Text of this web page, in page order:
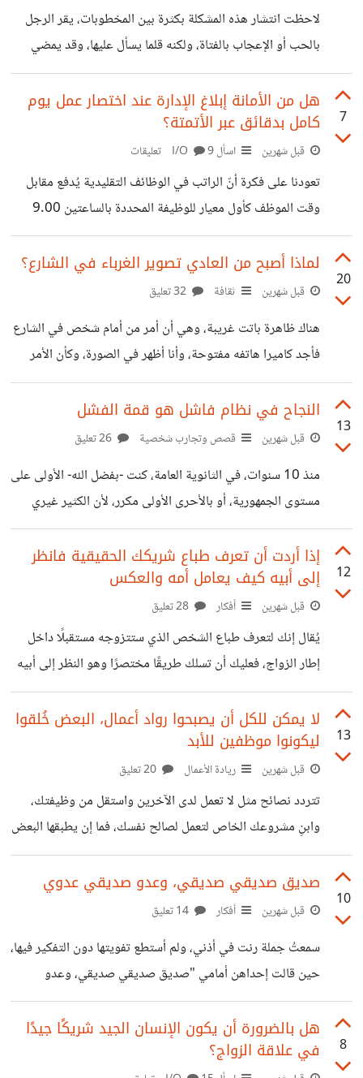
ضعف كشفتها ولم يخطر ببالي يومًا أنني سأُساوَم عليها، لكن
لصدمتي أنه حدث بالفعل بمجرد وقوع خلاف بيننا. فجأة وجدت
لاحظت انتشار هذه المشكلة بكثرة بين المخطوبات، يقر الرجل
بالحب أو الإعجاب بالفتاة، ولكنه قلما يسأل عليها، وقد يمضي
أيامًا دون معرفة شيء عنها، ثم إذا سؤل عن سبب هذا، فإن
السبب يكون شيء من قبيل أن لديه كارثة في عمله، أو مشغول
بشيء جدي أو أنه يمر بضغوطات نفسية تجعله يفضل العزلة
والانسحاب المؤقت. يضع هذا النمط من السلوك العلاقة، وخاصة
في فترة الخطوبة التي يُفترض أن تكون مرحلة للتقارب وبناء
التواصل، في حالة من الارتباك والشك المستمر. فالفتاة
7
هل من الأمانة إبلاغ الإدارة عند اختصار عمل يوم
كامل بدقائق عبر الأتمتة؟
قبل شهرين اسأل I/O9 تعليقات
تعودنا على فكرة أنّ الراتب في الوظائف التقليدية يُدفع مقابل
وقت الموظف كأول معيار للوظيفة المحددة بالساعتين 9.00
و17.00. فماذا إذا نجح الموظف في اختصار عمل يتطلب 8
ساعات يوميًا ليؤديه في دقائق معدودة باستخدام التكنولوجيا أو
الأتمتة دون تقصير في الجودة، فهل هو ملزم أخلاقيًا بإبلاغ
20
لماذا أصبح من العادي تصوير الغرباء في الشارع؟
قبل شهرين ثقافة
هناك ظاهرة باتت غريبة، وهي أن أمر من أمام شخص في الشارع
فأجد كاميرا هاتفه مفتوحة، وأنا أظهر في الصورة، وكأن الأمر
عادي. أو شخصان يلتقطان سليفى للذكرى لكنهما سيلتقطاني
معهما في الصورة وأنا أِشتري غرضًا من محل، ثم ينشران هذه
الصورة على منصات التواصل. البعض قد يرى أنني أبالغ في
علينا احترامها، وانتهاكًا لحق الطريق؛ فلقد تآكلت الحدود الفاصلة
بين العام والخاص، وتحولت الشوارع والأسواق والمقاهي إلى
استديوهات مفتوحة للتصوير
13
النجاح في نظام فاشل هو قمة الفشل
قبل شهرين قصص وتجارب شخصية
منذ 10 سنوات، في الثانوية العامة، كنت -بفضل الله- الأولى على
مستوى الجمهورية، أو بالأحرى الأولى مكرر، لأن الكثير غيري
حصدوا نفس المركز. المهم، أني حينها سمعت الكثير من
التعليقات، ولكن تعليقًا واحد علق في ذهني ولم يغادرني طوال
الـ10 سنوات تلك، وهو "أصلًا النجاح في وسط نظام تعليمي
فاشل هو قمة الفشل." في وقتها، كانت تلك العبارة قادرة على
خطف بريق الفرحة مني. هل فعلًا التميز داخل منظومة قد تعتمد
على الحفظ والتلقين أو تفتقر إلى الابتكار، قد لا
12
إذا أردت أن تعرف طباع شريكك الحقيقية فانظر
إلى أبيه كيف يعامل أمه والعكس
قبل شهرين أفكار
يُقال إنك لتعرف طباع الشخص الذي ستتزوجه مستقبلًا داخل
إطار الزواج، فعليك أن تسلك طريقًا مختصرًا وهو النظر إلى أبيه
كيف يعامل أمه في حالة الزوج، والنظر إلى أمها كيف تعامل أبيه
في حالة الزوجة. هذه الفكرة نابعة من مبدأ أن المنزل العائلي هو
المدرسة الأولى التي تتشكل فيها عواطفنا؛ فالأبناء يتشربون لغة
الحوار، وطرق إدارة النزاعات وأنماط التعبير عن المودة من خلال
المراقبة في صمت. بناءً على هذا الطرح، فإن الشاب الذي نشأ في
بيئةٍ يرى فيها الأب يحترم
13
لا يمكن للكل أن يصبحوا رواد أعمال، البعض خُلقوا
ليكونوا موظفين للأبد
قبل شهرين ريادة الأعمال
تتردد نصائح مثل لا تعمل لدى الآخرين واستقل من وظيفتك،
وابنِ مشروعك الخاص لتعمل لصالح نفسك، فما إن يطبقها البعض
حتى يصطدموا بخسارة كبيرة، الوظيفة والمشروع وتحويشة
العمر التي جُمعت عبر سنوات من الجهد والكفاح، ليجد المرء
نفسه فجأة في مواجهة واقع قاسٍ لا يرحم المندفعين خلف تلك
المشاريع يتطلبان بنية نفسية وعقلية تختلف تمامًا عن مجرد
إتقان مهارة معينة؛ فهي تعني تحمل العبء الكامل للمخاطرة
وإدارة الأزمات، والعمل العميق والمستمر لساعات
10
صديق صديقي صديقي، وعدو صديقي عدوي
قبل شهرين أفكار
سمعتُ جملة رنت في أذني، ولم أستطع تفويتها دون التفكير فيها،
حين قالت إحداهن أمامي "صديق صديقي صديقي، وعدو
صديقي عدوي"! وكأننا في حضانة أطفال أو في غابة. ما أراه هو
أننا لسنا ملزمين بوراثة معارك أصدقائنا، ولا تُفرض علينا قوائم
أصدقائهم كحزمة إجبارية لإثبات الولاء لهم. النضج الحقيقي هو
8
هل بالضرورة أن يكون الإنسان الجيد شريكًا جيدًا
في علاقة الزواج؟